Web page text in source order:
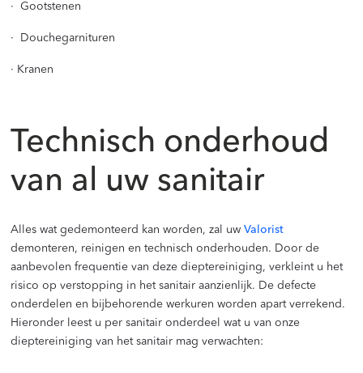
· Gootstenen
· Douchegarnituren
· Kranen
Technisch onderhoud
van al uw sanitair
Alles wat gedemonteerd kan worden, zal uw Valorist
demonteren, reinigen en technisch onderhouden. Door de
aanbevolen frequentie van deze dieptereiniging, verkleint u het
risico op verstopping in het sanitair aanzienlijk. De defecte
onderdelen en bijbehorende werkuren worden apart verrekend.
Hieronder leest u per sanitair onderdeel wat u van onze
dieptereiniging van het sanitair mag verwachten: